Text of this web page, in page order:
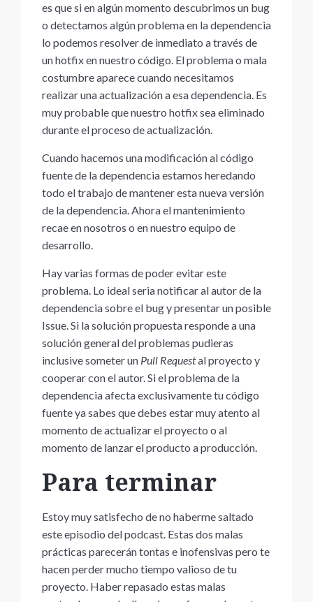
es que si en algún momento descubrimos un bug
o detectamos algún problema en la dependencia
lo podemos resolver de inmediato a través de
un hotfix en nuestro código. El problema o mala
costumbre aparece cuando necesitamos
realizar una actualización a esa dependencia. Es
muy probable que nuestro hotfix sea eliminado
durante el proceso de actualización.
Cuando hacemos una modificación al código
fuente de la dependencia estamos heredando
todo el trabajo de mantener esta nueva versión
de la dependencia. Ahora el mantenimiento
recae en nosotros o en nuestro equipo de
desarrollo.
Hay varias formas de poder evitar este
problema. Lo ideal seria notificar al autor de la
dependencia sobre el bug y presentar un posible
Issue. Si la solución propuesta responde a una
solución general del problemas pudieras
inclusive someter un Pull Requestal proyecto y
cooperar con el autor. Si el problema de la
dependencia afecta exclusivamente tu código
fuente ya sabes que debes estar muy atento al
momento de actualizar el proyecto o al
momento de lanzar el producto a producción.
Para terminar
Estoy muy satisfecho de no haberme saltado
este episodio del podcast. Estas dos malas
prácticas parecerán tontas e inofensivas pero te
hacen perder mucho tiempo valioso de tu
proyecto. Haber repasado estas malas